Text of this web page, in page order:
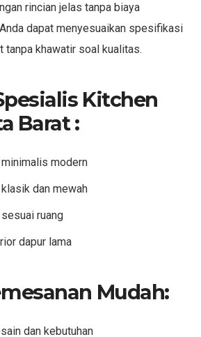
rincian jelas tanpa biaya
dapat menyesuaikan spesifikasi
tanpa khawatir soal kualitas.
Kitchen
Barat :
modern
dan mewah
ruang
dapur lama
Mudah:
dan kebutuhan